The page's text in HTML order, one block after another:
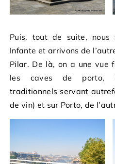
Puis, tout de suite,
Infante et arrivons de
Pilar. De là, on a une vue
les caves de porto,
traditionnels servant
de vin) et sur Porto, de